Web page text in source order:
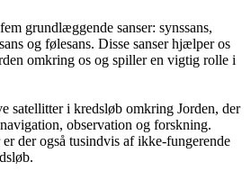
grundlæggende sanser: synssans,
og følesans. Disse sanser hjælper os
omkring os og spiller en vigtig rolle i
satellitter i kredsløb omkring Jorden, der
observation og forskning.
der også tusindvis af ikke-fungerende